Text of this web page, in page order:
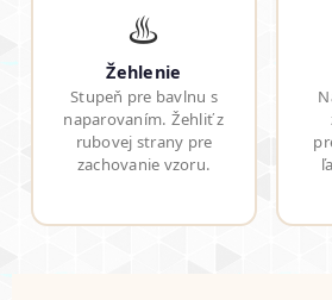
♨️
Žehlenie
Stupeň pre bavlnu s
naparovaním. Žehliť z
rubovej strany pre
zachovanie vzoru.